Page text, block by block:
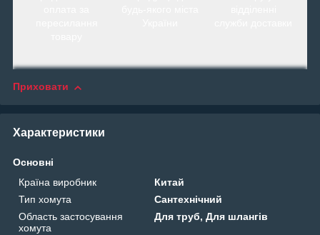
Приховати
Характеристики
Основні
Країна виробник
Китай
Тип хомута
Сантехнічний
Область застосування
хомута
Для труб, Для шлангів